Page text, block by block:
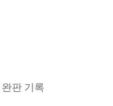
판 기록